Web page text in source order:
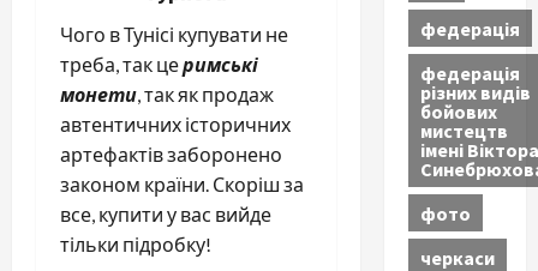
Чого в Тунісі купувати не
треба, так церимські
монети, так як продаж
автентичних історичних
артефактів заборонено
законом країни. Скоріш за
все, купити у вас вийде
тільки підробку!
федерація
федерація
різних видів
бойових
мистецтв
імені Віктора
фото
черкаси